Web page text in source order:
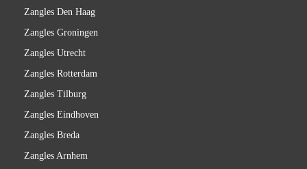
Zangles Den Haag
Zangles Groningen
Zangles Utrecht
Zangles Rotterdam
Zangles Tilburg
Zangles Eindhoven
Zangles Breda
Zangles Arnhem